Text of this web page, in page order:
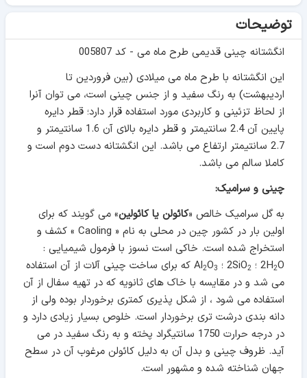
توضیحات
انگشتانه چینی قدیمی طرح ماه می - کد 005807
این انگشتانه با طرح ماه می میلادی (بین فروردین تا
اردیبهشت) به رنگ سفید و از جنس چینی است، می توان آنرا
از لحاظ تزئینی و کاربردی مورد استفاده قرار دارد؛ قطر دایره
پایین آن 2.4 سانتیمتر و قطر دایره بالای آن 1.6 سانتیمتر و
2.7 سانتیمتر ارتفاع می باشد. این انگشتانه دست دوم است و
کاملا سالم می باشد.
چینی و سرامیک:
به گل سرامیک خالص «کائولن یا کائولین» می گویند که برای
اولین بار در کشور چین در محلی به نام « Caoling » کشف و
استخراج شده است. خاکی است نسوز با فرمول شیمیایی :
2H2O ؛ 2SiO 2 ؛ Al 2O3
که برای ساخت چینی آلات از آن استفاده
می شد و در مقایسه با خاک های ثانویه که در تهیه سفال از آن
استفاده می شود ، از شکل پذیری کمتری برخوردار بوده ولی از
دانه بندی درشت تری برخوردار است. خلوص بسیار زیادی دارد و
در درجه حرارت 1750 سانتیگراد پخته و به رنگ سفید در می
آید. ظروف چینی و بدل آن به دلیل کائولن مرغوب آن در سطح
جهان شناخته شده و مشهور است.